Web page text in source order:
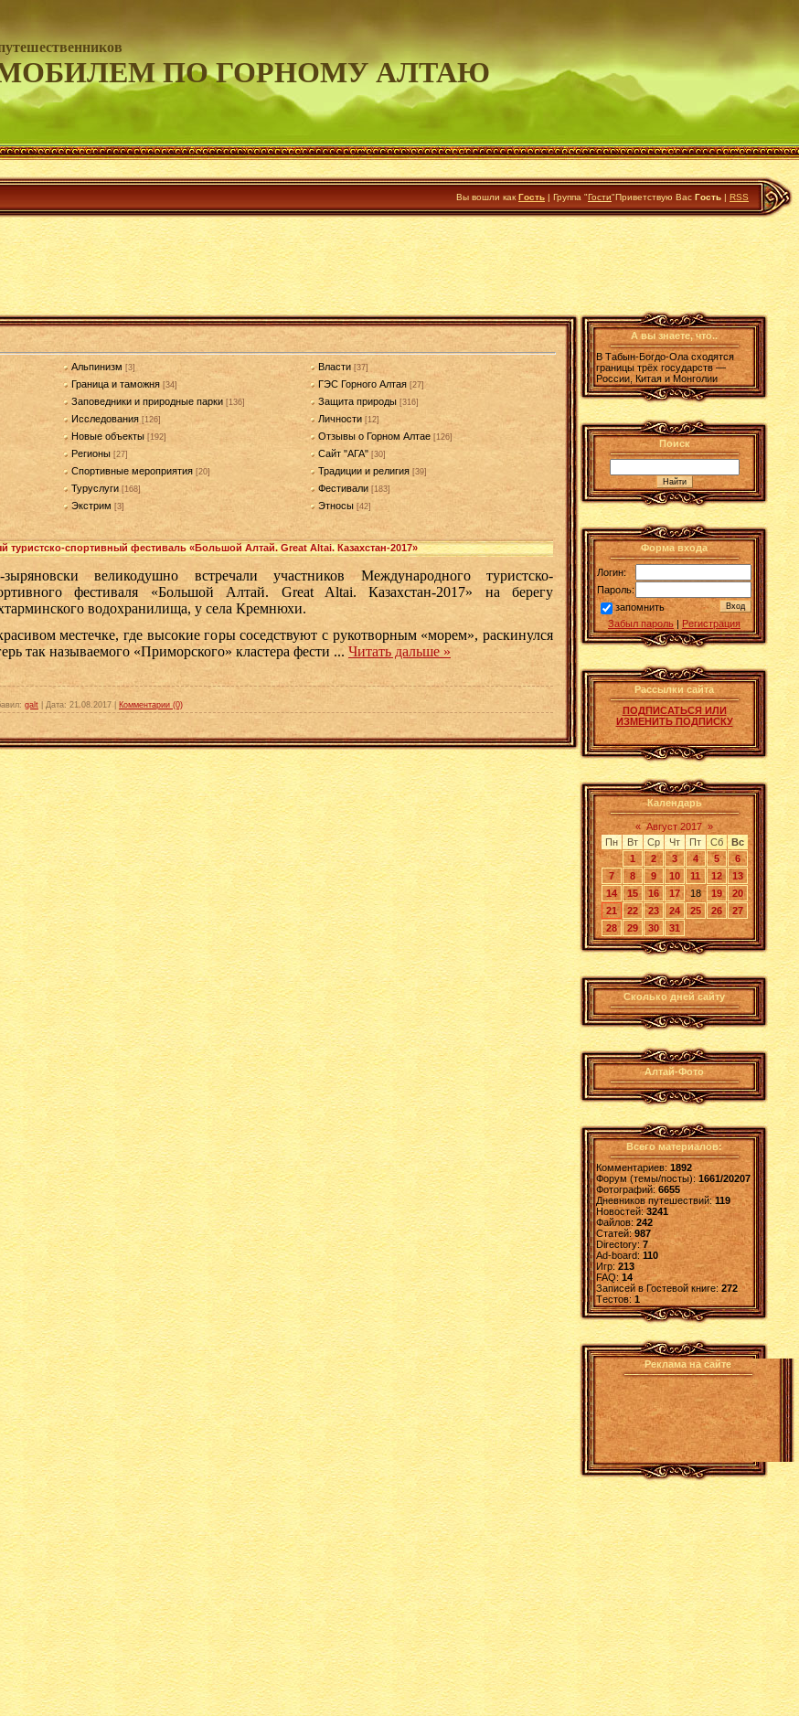
ПО ГОРНОМУ АЛТАЮ
Вы вошли как Гость | Группа "Гости"Приветствую Вас Гость | RSS
Альпинизм [3] Власти [37]
Граница и таможня [34] ГЭС Горного Алтая [27]
Заповедники и природные парки [136] Защита природы [316]
Исследования [126] Личности [12]
Новые объекты [192] Отзывы о Горном Алтае [126]
Регионы [27] Сайт "АГА" [30]
Спортивные мероприятия [20] Традиции и религия [39]
Туруслуги [168] Фестивали [183]
Экстрим [3] Этносы [42]
спортивный фестиваль «Большой Алтай. Great Altai. Казахстан-2017»
зыряновски великодушно встречали участников Международного туристско-
фестиваля «Большой Алтай. Great Altai. Казахстан-2017» на берегу
водохранилища, у села Кремнюхи.
местечке, где высокие горы соседствуют с рукотворным «морем», раскинулся
так называемого «Приморского» кластера фести ... Читать дальше »
galt Дата: 21.08.2017 Комментарии (0)
А вы знаете, что..
В Табын-Богдо-Ола сходятся
границы трёх государств —
России, Китая и Монголии
Поиск
Форма входа
Логин:
Пароль:
запомнить
Забыл пароль | Регистрация
Рассылки сайта
ПОДПИСАТЬСЯ ИЛИ
ИЗМЕНИТЬ ПОДПИСКУ
Календарь
« Август 2017 »
Пн
Вт Ср Чт Пт Сб
Вс
1
2 3 4 5
6
7
8 9 10 11 12
13
14
15 16 17 18 19
20
21
22 23 24 25 26
27
28
29 30 31
Сколько дней сайту
Алтай-Фото
Всего материалов:
Комментариев: 1892
Форум (темы/посты):1661/20207
Фотографий:6655
Дневников путешествий:119
Новостей:3241
Файлов: 242
Статей:987
Directory: 7
Ad-board:110
Игр: 213
FAQ:14
Записей в Гостевой книге:272
Tестов: 1
Реклама на сайте